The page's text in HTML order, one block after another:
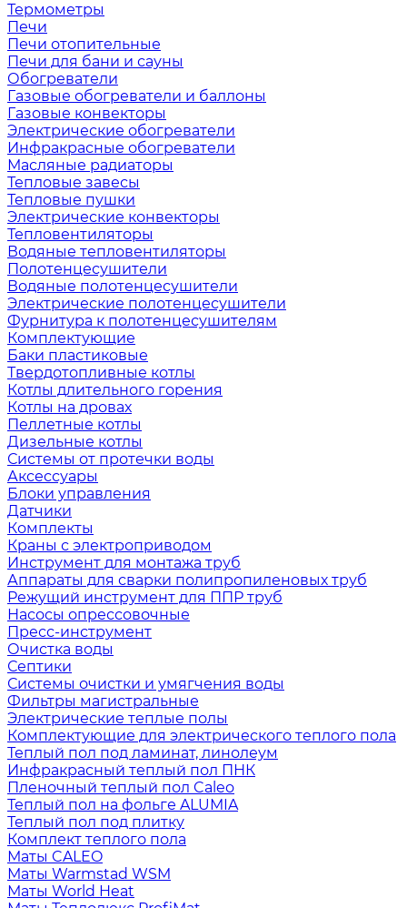
Термометры
Печи
Печи отопительные
Печи для бани и сауны
Обогреватели
Газовые обогреватели и баллоны
Газовые конвекторы
Электрические обогреватели
Инфракрасные обогреватели
Масляные радиаторы
Тепловые завесы
Тепловые пушки
Электрические конвекторы
Тепловентиляторы
Водяные тепловентиляторы
Полотенцесушители
Водяные полотенцесушители
Электрические полотенцесушители
Фурнитура к полотенцесушителям
Комплектующие
Баки пластиковые
Твердотопливные котлы
Котлы длительного горения
Котлы на дровах
Пеллетные котлы
Дизельные котлы
Системы от протечки воды
Аксессуары
Блоки управления
Датчики
Комплекты
Краны с электроприводом
Инструмент для монтажа труб
Аппараты для сварки полипропиленовых труб
Режущий инструмент для ППР труб
Насосы опрессовочные
Пресс-инструмент
Очистка воды
Септики
Системы очистки и умягчения воды
Фильтры магистральные
Электрические теплые полы
Комплектующие для электрического теплого пола
Теплый пол под ламинат, линолеум
Инфракрасный теплый пол ПНК
Пленочный теплый пол Caleo
Теплый пол на фольге ALUMIA
Теплый пол под плитку
Комплект теплого пола
Маты CALEO
Маты Warmstad WSM
Маты World Heat